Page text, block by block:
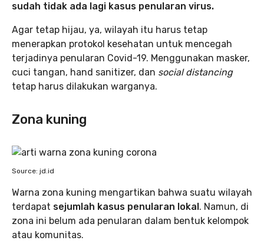
sudah tidak ada lagi kasus penularan virus.
Agar tetap hijau, ya, wilayah itu harus tetap
menerapkan protokol kesehatan untuk mencegah
terjadinya penularan Covid-19. Menggunakan masker,
cuci tangan, hand sanitizer, dan social distancing
tetap harus dilakukan warganya.
Zona kuning
Source: jd.id
Warna zona kuning mengartikan bahwa suatu wilayah
terdapat sejumlah kasus penularan lokal. Namun, di
zona ini belum ada penularan dalam bentuk kelompok
atau komunitas.